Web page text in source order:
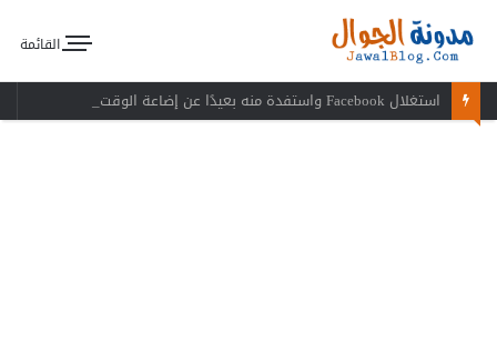
القائمة
استغلال Facebook واستفدة منه بعيدًا عن إضاعة الوقت